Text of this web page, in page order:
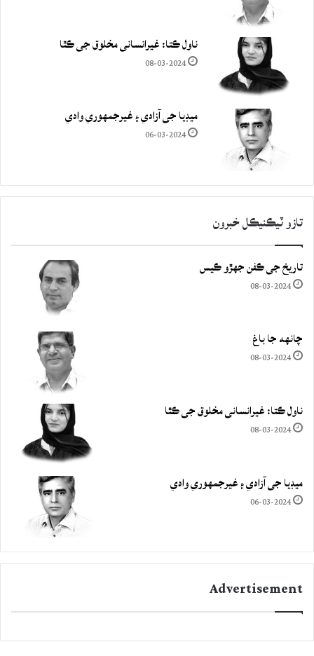
ناول ڪتا: غيرانساني مخلوق جي ڪٿا
08-03-2024
ميڊيا جي آزادي ۽ غيرجمھوري وادي
06-03-2024
تازو ٽيڪنيڪل خبرون
تاريخ جي ڪفن جھڙو ڪيس
08-03-2024
چانهه جا باغ
08-03-2024
ناول ڪتا: غيرانساني مخلوق جي ڪٿا
08-03-2024
ميڊيا جي آزادي ۽ غيرجمھوري وادي
06-03-2024
Advertisement